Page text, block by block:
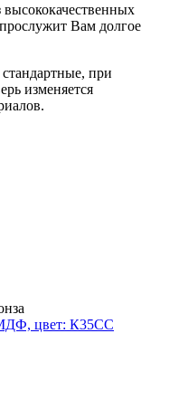
высококачественных
Вам долгое
при
изменяется